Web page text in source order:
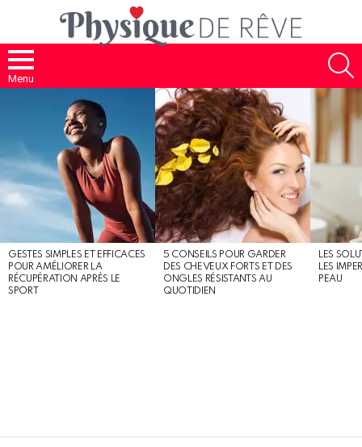
Menu
GESTES SIMPLES ET EFFICACES
POUR AMÉLIORER LA
RÉCUPÉRATION APRÈS LE
SPORT
5 CONSEILS POUR GARDER
DES CHEVEUX FORTS ET DES
ONGLES RÉSISTANTS AU
QUOTIDIEN
LES
LES
PEAU